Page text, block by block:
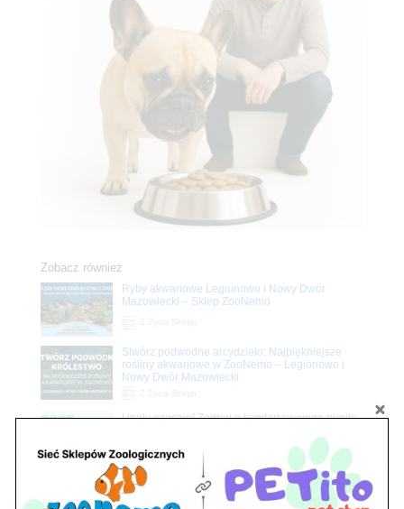
Zobacz również
Ryby akwariowe Legionowo i Nowy Dwór
Mazowiecki – Sklep ZooNemo
Stwórz podwodne arcydzieło: Najpiękniejsze
rośliny akwariowe w ZooNemo – Legionowo i
Nowy Dwór Mazowiecki
Promocje
Upały wracają! Zadbaj o komfort swojego pupila
Petito Pet Shop – Internetowy Sklep Zoologiczny
Online! Wszystko Dla Twojego Pupila | ZooNemo